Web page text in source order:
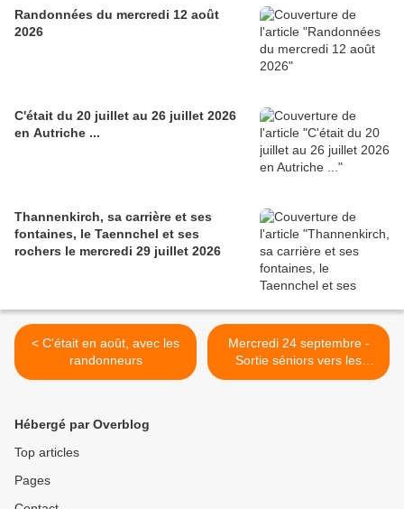
Randonnées du mercredi 12 août
2026
C'était du 20 juillet au 26 juillet 2026
en Autriche ...
Thannenkirch, sa carrière et ses
fontaines, le Taennchel et ses
rochers le mercredi 29 juillet 2026
< C'était en août, avec les
randonneurs
Mercredi 24 septembre -
Sortie séniors vers les
Hautes-Huttes >
Hébergé par Overblog
Top articles
Pages